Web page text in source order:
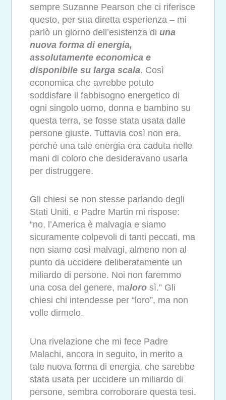
sempre Suzanne Pearson che ci riferisce
questo, per sua diretta esperienza – mi
parlò un giorno dell’esistenza di una
nuova forma di energia,
assolutamente economica e
disponibile su larga scala. Così
economica che avrebbe potuto
soddisfare il fabbisogno energetico di
ogni singolo uomo, donna e bambino su
questa terra, se fosse stata usata dalle
persone giuste. Tuttavia così non era,
perché una tale energia era caduta nelle
mani di coloro che desideravano usarla
per distruggere.
Gli chiesi se non stesse parlando degli
Stati Uniti, e Padre Martin mi rispose:
“no, l’America è malvagia e siamo
sicuramente colpevoli di tanti peccati, ma
non siamo così malvagi, almeno non al
punto da uccidere deliberatamente un
miliardo di persone. Noi non faremmo
una cosa del genere, maloro sì.” Gli
chiesi chi intendesse per “loro”, ma non
volle dirmelo.
Una rivelazione che mi fece Padre
Malachi, ancora in seguito, in merito a
tale nuova forma di energia, che sarebbe
stata usata per uccidere un miliardo di
persone, sembra corroborare questa tesi.